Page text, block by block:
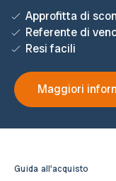
Approfitta di
Referente di
Resi facili
Maggiori
Guida all'acquisto